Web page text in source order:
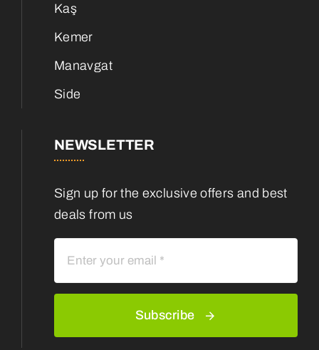
Kaş
Kemer
Manavgat
Side
NEWSLETTER
Sign up for the exclusive offers and best
deals from us
Subscribe